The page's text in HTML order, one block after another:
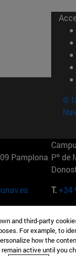
©
Pamplona Pº de
T.+34
28023
165
EE.UU
and third-party
For example, to
how the
active until you